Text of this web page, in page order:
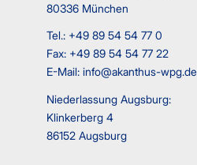
80336 München
Tel.: +49 89 54 54 77 0
Fax: +49 89 54 54 77 22
E-Mail: info@akanthus-wpg.de
Niederlassung Augsburg:
Klinkerberg 4
86152 Augsburg